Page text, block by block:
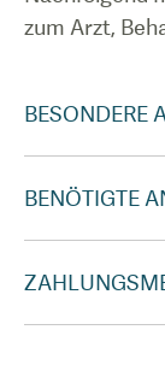
zum Arzt,
BESONDERE
BENÖTIGTE